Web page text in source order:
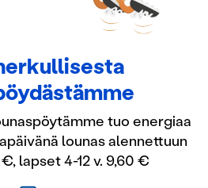
tuo energiaa
lounas alennettuun
lapset 4-12 v. 9,60 €